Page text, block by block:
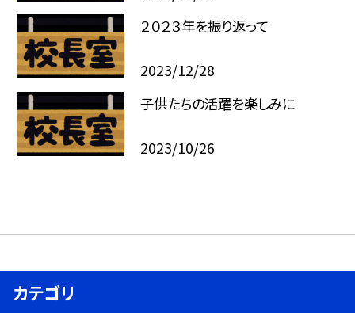
２０２３年を振り返って
2023/12/28
子供たちの活躍を楽しみに
2023/10/26
カテゴリ